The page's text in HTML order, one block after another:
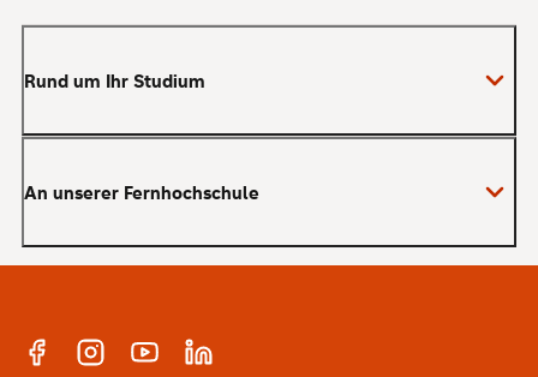
Rund um Ihr Studium
Anrechnung von Vorleistungen
Studienberatung
Master
An unserer Fernhochschule
Warum SRH?
E-Campus
FacebookInstagramYouTubeLinkedin